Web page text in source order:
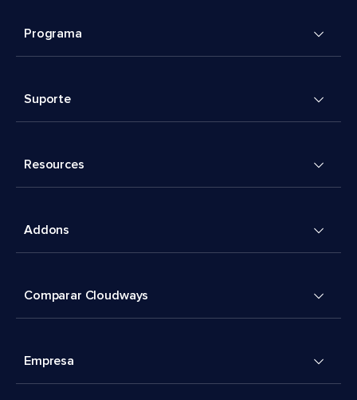
Programa
Suporte
Resources
Addons
Comparar Cloudways
Empresa